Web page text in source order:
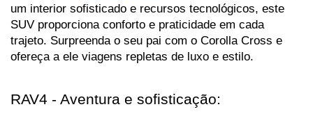
um interior sofisticado e recursos tecnológicos, este
SUV proporciona conforto e praticidade em cada
trajeto. Surpreenda o seu pai com o Corolla Cross e
ofereça a ele viagens repletas de luxo e estilo.
RAV4 - Aventura e sofisticação: